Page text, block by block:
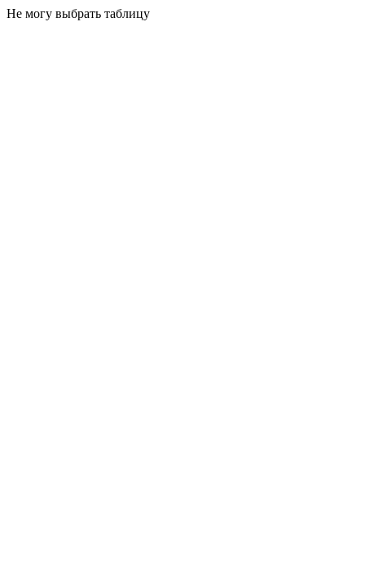
Не могу выбрать таблицу